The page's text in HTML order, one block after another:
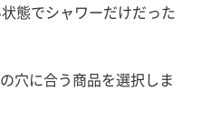
態でシャワーだけだった
穴に合う商品を選択しま